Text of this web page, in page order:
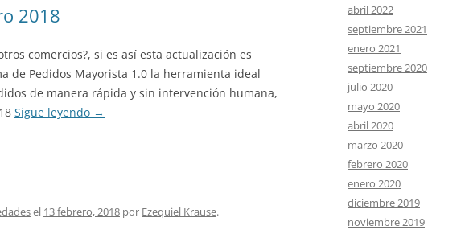
2018
comercios?, si es así esta actualización es
de Pedidos Mayorista 1.0 la herramienta ideal
de manera rápida y sin intervención humana,
Sigue leyendo →
el 13 febrero, 2018 por Ezequiel Krause.
abril 2022
septiembre 2021
enero 2021
septiembre 2020
julio 2020
mayo 2020
abril 2020
marzo 2020
febrero 2020
enero 2020
diciembre 2019
noviembre 2019